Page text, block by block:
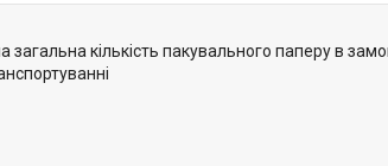
кількість пакувального паперу в